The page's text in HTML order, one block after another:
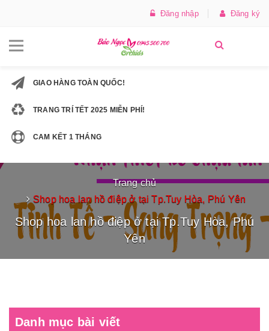
Đăng nhập Đăng ký
GIAO HÀNG TOÀN QUỐC!
TRANG TRÍ TẾT 2025 MIỄN PHÍ!
CAM KẾT 1 THÁNG
Trang chủ
Shop hoa lan hồ điệp ở tại Tp.Tuy Hòa, Phú Yên
Shop hoa lan hồ điệp ở tại Tp.Tuy Hòa, Phú
Yên
Danh mục bài viết